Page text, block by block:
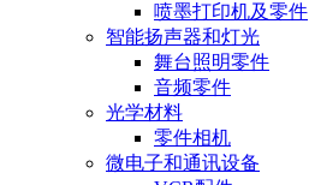
喷墨打印机及零件
智能扬声器和灯光
舞台照明零件
音频零件
光学材料
零件相机
微电子和通讯设备